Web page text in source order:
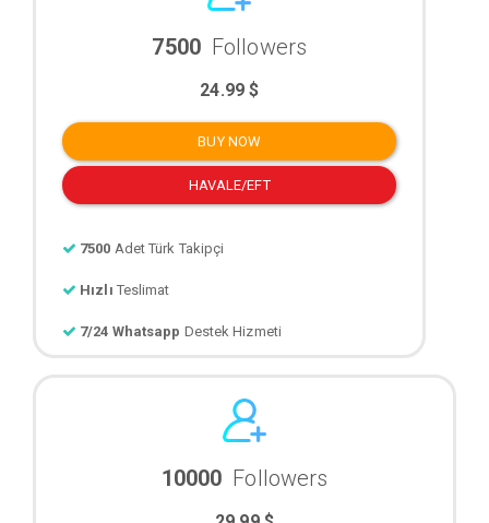
7500 Followers
24.99 $
BUY NOW
HAVALE/EFT
7500 Adet Türk Takipçi
Hızlı Teslimat
7/24 Whatsapp Destek Hizmeti
10000 Followers